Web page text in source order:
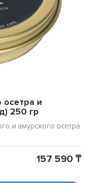
осетра и
250 гр
и амурского осетра
157 590 ₸